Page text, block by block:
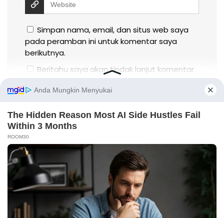
Simpan nama, email, dan situs web saya
pada peramban ini untuk komentar saya
berikutnya.
Beritahu saya akan tindak lanjut komentar
Beritahu saya akan tulisan baru melalui
surel.